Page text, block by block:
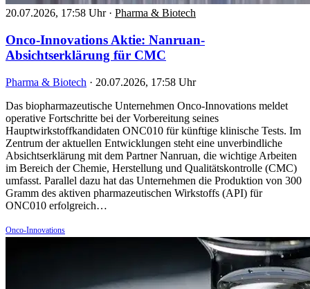
20.07.2026, 17:58 Uhr · Pharma & Biotech
Onco-Innovations Aktie: Nanruan-
Absichtserklärung für CMC
Pharma & Biotech · 20.07.2026, 17:58 Uhr
Das biopharmazeutische Unternehmen Onco-Innovations meldet
operative Fortschritte bei der Vorbereitung seines
Hauptwirkstoffkandidaten ONC010 für künftige klinische Tests. Im
Zentrum der aktuellen Entwicklungen steht eine unverbindliche
Absichtserklärung mit dem Partner Nanruan, die wichtige Arbeiten
im Bereich der Chemie, Herstellung und Qualitätskontrolle (CMC)
umfasst. Parallel dazu hat das Unternehmen die Produktion von 300
Gramm des aktiven pharmazeutischen Wirkstoffs (API) für
ONC010 erfolgreich…
Onco-Innovations